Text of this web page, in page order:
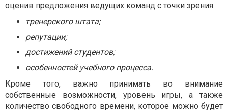
оценив предложения ведущих команд с точки зрения:
тренерского штата;
репутации;
достижений студентов;
особенностей учебного процесса.
Кроме того, важно принимать во внимание
собственные возможности, уровень игры, а также
количество свободного времени, которое можно будет